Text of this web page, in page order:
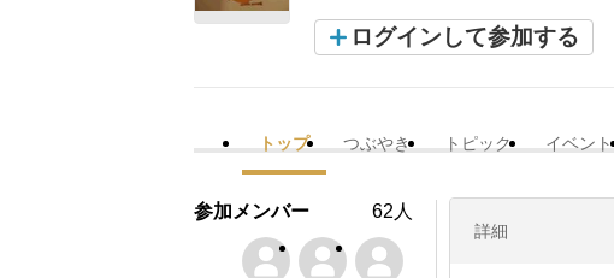
ログインして参加する
トップ つぶやき トピック イベント
詳細
参加メンバー 62人